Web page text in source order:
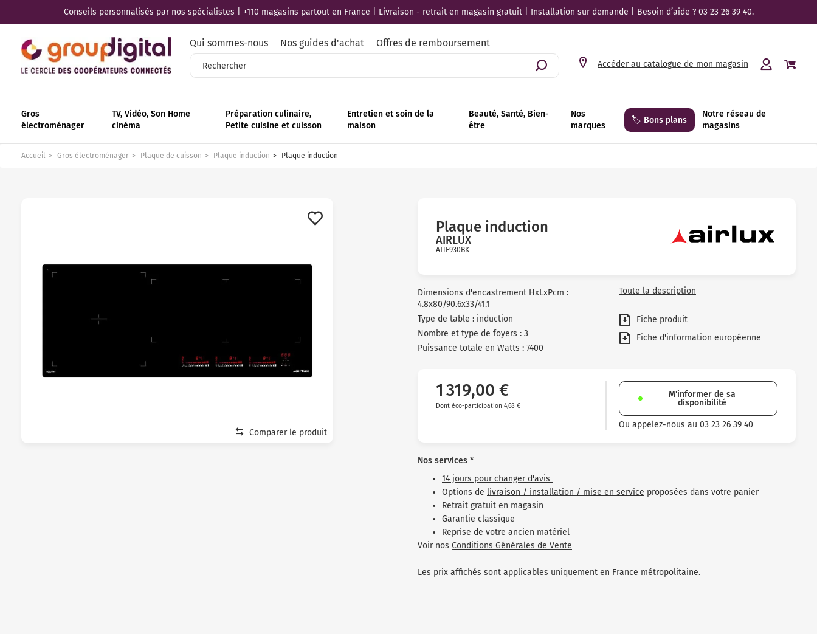
Conseils personnalisés par nos spécialistes | +110 magasins partout en France | Livraison - retrait en magasin gratuit | Installation sur demande | Besoin d’aide ? 03 23 26 39 40.
Qui sommes-nous Nos guides d'achat Offres de remboursement
Accéder au catalogue de mon magasin
Gros
électroménager
TV, Vidéo, Son Home
cinéma
Préparation culinaire,
Petite cuisine et cuisson
Entretien et soin de la
maison
Beauté, Santé, Bien-
être
Nos
marques
🏷️ Bons plans
Notre réseau de
magasins
Accueil Gros électroménager Plaque de cuisson Plaque induction Plaque induction
Comparer le produit
Plaque induction
AIRLUX
ATIF930BK
Dimensions d'encastrement HxLxPcm :
4.8x80/90.6x33/41.1
Type de table : induction
Nombre et type de foyers : 3
Puissance totale en Watts : 7400
Toute la description
Fiche produit
Fiche d'information européenne
1 319,00 €
Dont éco-participation 4,68 €
M'informer de sa
disponibilité
Ou appelez-nous au 03 23 26 39 40
Nos services *
14 jours pour changer d'avis
Options de livraison / installation / mise en service proposées dans votre panier
Retrait gratuit en magasin
Garantie classique
Reprise de votre ancien matériel
Voir nos Conditions Générales de Vente
Les prix affichés sont applicables uniquement en France métropolitaine.